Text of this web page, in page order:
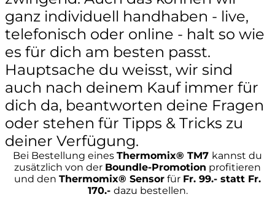
ganz individuell handhaben - live,
telefonisch oder online - halt so wie
es für dich am besten passt.
Hauptsache du weisst, wir sind
auch nach deinem Kauf immer für
dich da, beantworten deine Fragen
oder stehen für Tipps & Tricks zu
deiner Verfügung.
Bei Bestellung eines Thermomix® TM7 kannst du
zusätzlich von der Boundle-Promotion profitieren
und den Thermomix® Sensor für Fr. 99.- statt Fr.
170.- dazu bestellen.